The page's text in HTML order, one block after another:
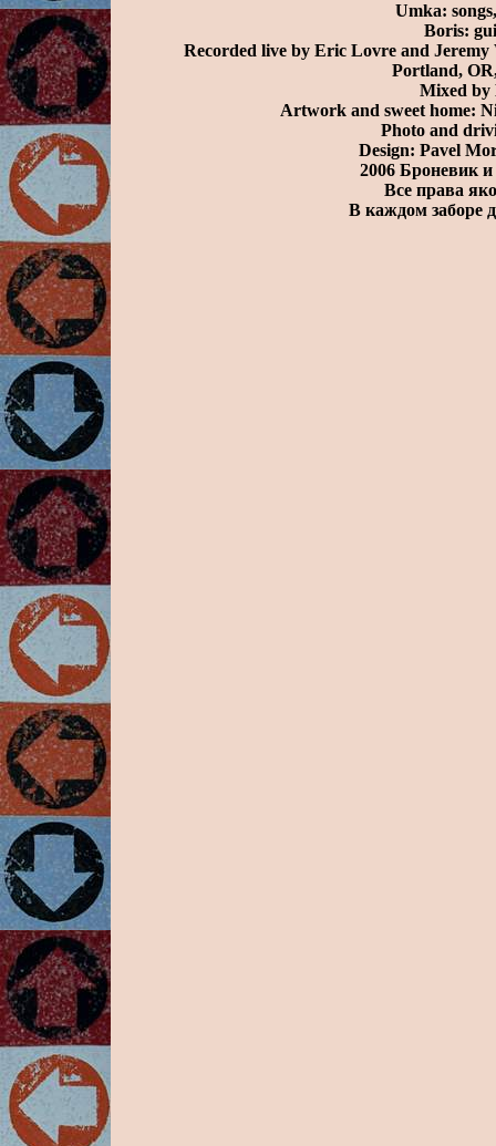
Umka:
Boris:
Recorded live by Eric Lovre and
Portland,
Mixed by
Artwork and sweet home:
Photo and
Design: Pavel
2006 Броневик
Все права
В каждом заборе